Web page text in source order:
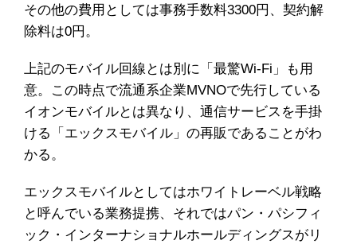
その他の費用としては事務手数料3300円、契約解
除料は0円。
上記のモバイル回線とは別に「最驚Wi-Fi」も用
意。この時点で流通系企業MVNOで先行している
イオンモバイルとは異なり、通信サービスを手掛
ける「エックスモバイル」の再販であることがわ
かる。
エックスモバイルとしてはホワイトレーベル戦略
と呼んでいる業務提携、それではパン・パシフィ
ック・インターナショナルホールディングスがリ